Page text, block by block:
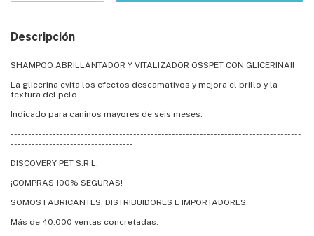
Descripción
SHAMPOO ABRILLANTADOR Y VITALIZADOR OSSPET CON GLICERINA!!
La glicerina evita los efectos descamativos y mejora el brillo y la
textura del pelo.
Indicado para caninos mayores de seis meses.
-----------------------------------------------------------------------------------
-----------------------------------
DISCOVERY PET S.R.L.
¡COMPRAS 100% SEGURAS!
SOMOS FABRICANTES, DISTRIBUIDORES E IMPORTADORES.
Más de 40.000 ventas concretadas.